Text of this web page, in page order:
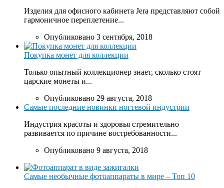
Изделия для офисного кабинета Jera представляют собой
гармоничное переплетение...
Опубликовано 3 сентября, 2018
Покупка монет для коллекции
Только опытный коллекционер знает, сколько стоят
царские монеты и...
Опубликовано 29 августа, 2018
Самые последние новинки ногтевой индустрии
Индустрия красоты и здоровья стремительно
развивается по причине востребованности...
Опубликовано 9 августа, 2018
Самые необычные фотоаппараты в мире – Топ 10